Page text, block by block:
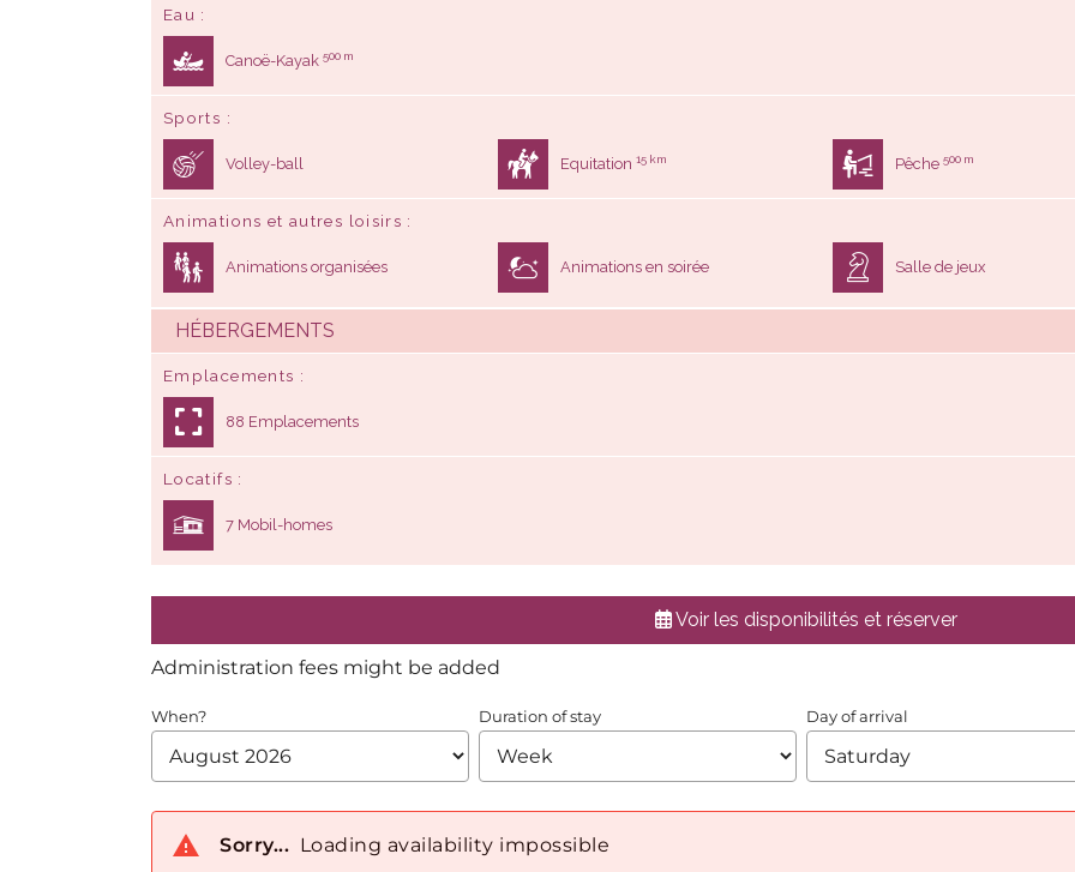
Eau
Canoë-Kayak 500 m
Sports
Volley-ball Equitation 15 km Pêche 500 m
Animations et autres loisirs
Animations organisées Animations en soirée Salle de jeux
HÉBERGEMENTS
Emplacements
88 Emplacements
Locatifs
7 Mobil-homes
Voir les disponibilités et réserver